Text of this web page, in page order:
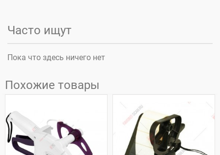
Часто ищут
Пока что здесь ничего нет
Похожие товары